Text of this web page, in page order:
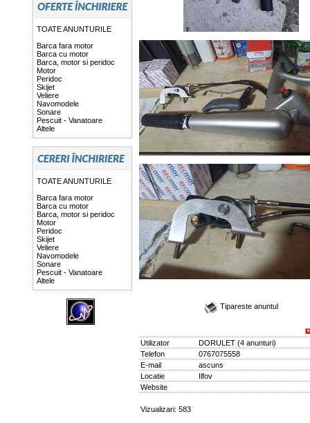
TOATE ANUNTURILE
Barca fara motor
Barca cu motor
Barca, motor si peridoc
Motor
Peridoc
Skijet
Veliere
Navomodele
Sonare
Pescuit - Vanatoare
Altele
TOATE ANUNTURILE
Barca fara motor
Barca cu motor
Barca, motor si peridoc
Motor
Peridoc
Skijet
Veliere
Navomodele
Sonare
Pescuit - Vanatoare
Altele
Tipareste anuntul
Utilizator DORULET(4 anunturi)
Telefon
0767075558
E-mail
ascuns
Locatie
Ilfov
Website
Vizualizari: 583